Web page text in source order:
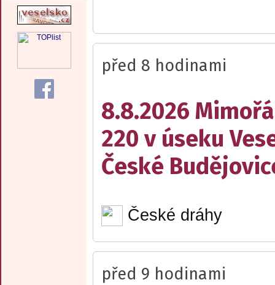
před 8 hodinami
8.8.2026
220 v úseku
České
České dráhy
před 9 hodinami